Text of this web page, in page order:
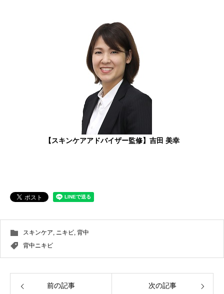
【スキンケアアドバイザー監修】吉田 美幸
スキンケア ニキビ 背中
背中ニキビ
前の記事 次の記事